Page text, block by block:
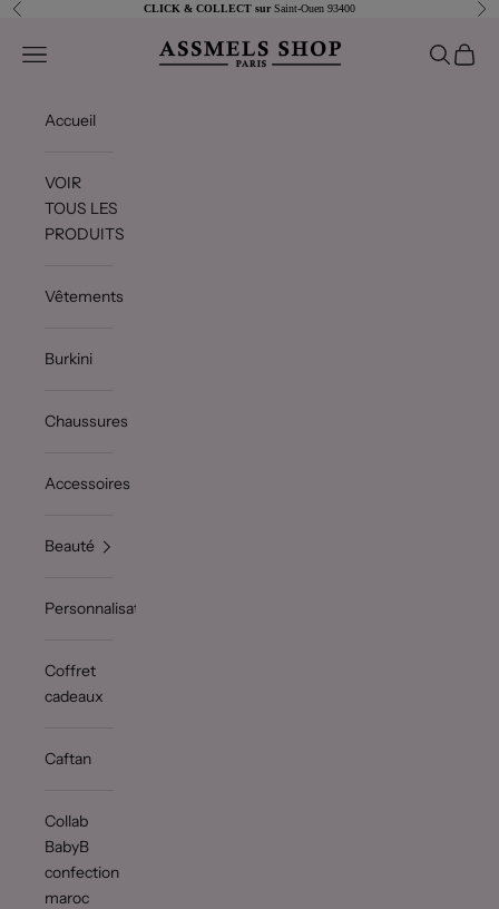
Passer au contenu
Précédent CLICK & COLLECT surSaint-Ouen 93400
Assmels shop
Ouvrir la navigation Ouvrir la
Voir
Accueil
VOIR
TOUS LES
PRODUITS
Vêtements
Burkini
Chaussures
Accessoires
Beauté
Personnalisation
Coffret
cadeaux
Caftan
Collab
BabyB
confection
maroc